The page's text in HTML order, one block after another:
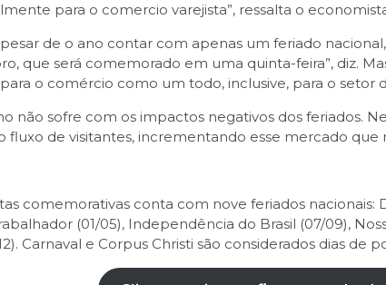
para o comercio varejista”, ressalta o
de o ano contar com apenas um feriado
que será comemorado em uma quinta-feira”, diz.
o comércio como um todo, inclusive, para o setor
não sofre com os impactos negativos dos feriados.
fluxo de visitantes, incrementando esse mercado
comemorativas conta com nove feriados nacionais:
(01/05), Independência do Brasil (07/09),
Carnaval e Corpus Christi são considerados dias de